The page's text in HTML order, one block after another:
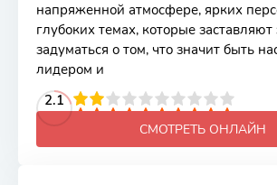
напряженной атмосфере, ярких
глубоких темах, которые заставляют
задуматься о том, что значит быть
лидером и
2.1
4 5 6 7 8 9 10
СМОТРЕТЬ ОНЛАЙН